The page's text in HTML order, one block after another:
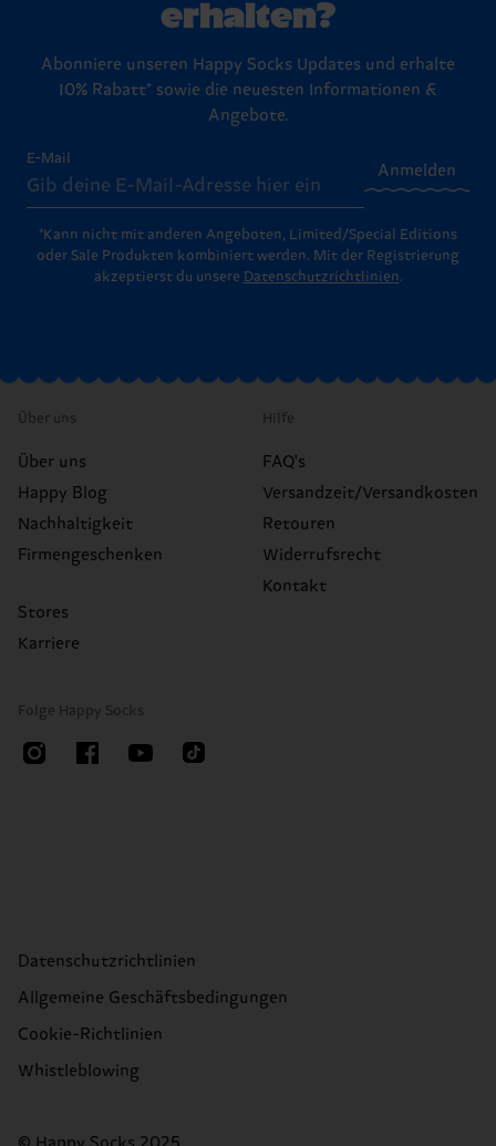
erhalten?
Abonniere unseren Happy Socks Updates und erhalte
10% Rabatt* sowie die neuesten Informationen &
Angebote.
E-Mail
Anmelden
*Kann nicht mit anderen Angeboten, Limited/Special Editions
oder Sale Produkten kombiniert werden. Mit der Registrierung
akzeptierst du unsere Datenschutzrichtlinien.
Über uns
Über uns
Happy Blog
Nachhaltigkeit
Firmengeschenken
Stores
Karriere
Hilfe
FAQ's
Versandzeit/Versandkosten
Retouren
Widerrufsrecht
Kontakt
Folge Happy Socks
Datenschutzrichtlinien
Allgemeine Geschäftsbedingungen
Cookie-Richtlinien
Whistleblowing